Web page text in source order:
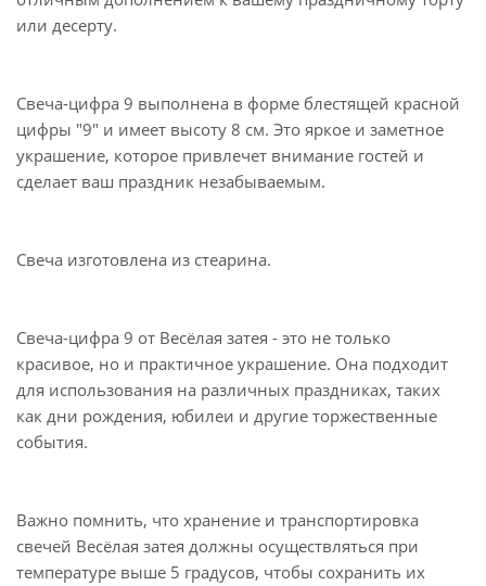
или десерту.
Свеча-цифра 9 выполнена в форме блестящей красной
цифры "9" и имеет высоту 8 см. Это яркое и заметное
украшение, которое привлечет внимание гостей и
сделает ваш праздник незабываемым.
Свеча изготовлена из стеарина.
Свеча-цифра 9 от Весёлая затея - это не только
красивое, но и практичное украшение. Она подходит
для использования на различных праздниках, таких
как дни рождения, юбилеи и другие торжественные
события.
Важно помнить, что хранение и транспортировка
свечей Весёлая затея должны осуществляться при
температуре выше 5 градусов, чтобы сохранить их